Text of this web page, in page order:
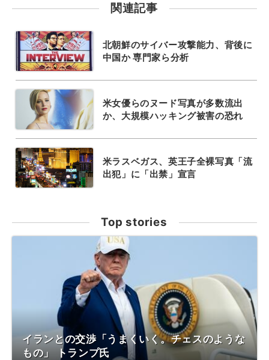
関連記事
北朝鮮のサイバー攻撃能力、背後に
中国か 専門家ら分析
米女優らのヌード写真が多数流出
か、大規模ハッキング被害の恐れ
米ラスベガス、英王子全裸写真「流
出犯」に「出禁」宣言
Top stories
イランとの交渉「うまくいく。チェスのような
もの」 トランプ氏